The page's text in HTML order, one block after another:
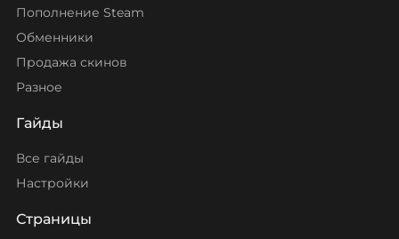
Пополнение Steam
Обменники
Продажа скинов
Разное
Гайды
Все гайды
Настройки
Страницы